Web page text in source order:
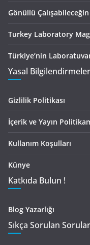
Gönüllü
Turkey Laboratory
Türkiye’nin
Yasal Bilgilendirmeler
Gizlilik Politikası
İçerik ve Yayın
Kullanım Koşulları
Künye
Katkıda Bulun !
Blog Yazarlığı
Sıkça Sorulan Sorular